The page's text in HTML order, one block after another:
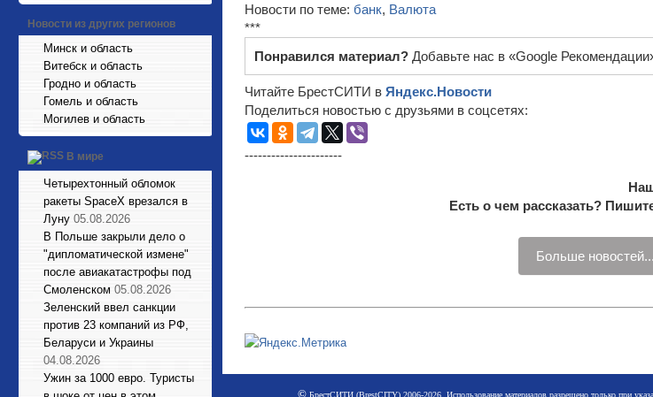
Новости из других регионов
Минск и область
Витебск и область
Гродно и область
Гомель и область
Могилев и область
В мире
Четырехтонный обломок
ракеты SpaceX врезался в
Луну 05.08.2026
В Польше закрыли дело о
"дипломатической измене"
после авиакатастрофы под
Смоленском 05.08.2026
Зеленский ввел санкции
против 23 компаний из РФ,
Беларуси и Украины
04.08.2026
Ужин за 1000 евро. Туристы
Новости по теме: банк, Валюта
***
Понравился материал? Добавьте нас в «Google
Читайте БрестСИТИ в Яндекс.Новости
Поделиться новостью с друзьями в соцсетях:
----------------------
Есть о чем рассказать?
Больше новостей...
©БрестСИТИ (BrestCITY) 2006-2026. Использование материалов разрешено только при